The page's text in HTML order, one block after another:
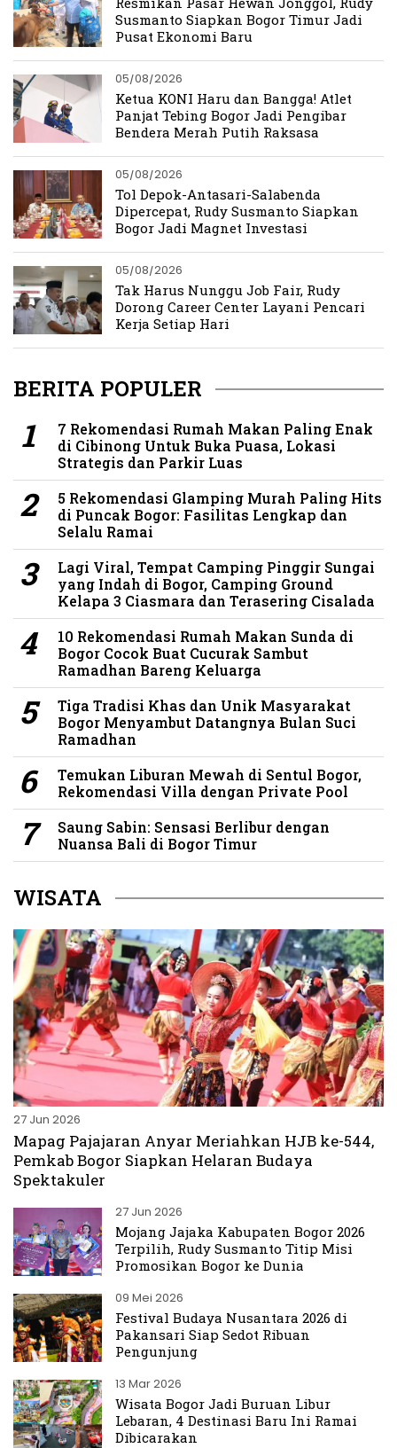
Susmanto Siapkan Bogor Timur Jadi
Pusat Ekonomi Baru
05/08/2026
Ketua KONI Haru dan Bangga! Atlet
Panjat Tebing Bogor Jadi Pengibar
Bendera Merah Putih Raksasa
05/08/2026
Tol Depok-Antasari-Salabenda
Dipercepat, Rudy Susmanto Siapkan
Bogor Jadi Magnet Investasi
05/08/2026
Tak Harus Nunggu Job Fair, Rudy
Dorong Career Center Layani Pencari
Kerja Setiap Hari
BERITA POPULER
7 Rekomendasi Rumah Makan Paling Enak
di Cibinong Untuk Buka Puasa, Lokasi
Strategis dan Parkir Luas
5 Rekomendasi Glamping Murah Paling Hits
di Puncak Bogor: Fasilitas Lengkap dan
Selalu Ramai
Lagi Viral, Tempat Camping Pinggir Sungai
yang Indah di Bogor, Camping Ground
Kelapa 3 Ciasmara dan Terasering Cisalada
10 Rekomendasi Rumah Makan Sunda di
Bogor Cocok Buat Cucurak Sambut
Ramadhan Bareng Keluarga
Tiga Tradisi Khas dan Unik Masyarakat
Bogor Menyambut Datangnya Bulan Suci
Ramadhan
Temukan Liburan Mewah di Sentul Bogor,
Rekomendasi Villa dengan Private Pool
Saung Sabin: Sensasi Berlibur dengan
Nuansa Bali di Bogor Timur
WISATA
27 Jun 2026
Mapag Pajajaran Anyar Meriahkan HJB ke-544,
Pemkab Bogor Siapkan Helaran Budaya
Spektakuler
27 Jun 2026
Mojang Jajaka Kabupaten Bogor 2026
Terpilih, Rudy Susmanto Titip Misi
Promosikan Bogor ke Dunia
09 Mei 2026
Festival Budaya Nusantara 2026 di
Pakansari Siap Sedot Ribuan
Pengunjung
13 Mar 2026
Wisata Bogor Jadi Buruan Libur
Lebaran, 4 Destinasi Baru Ini Ramai
Dibicarakan